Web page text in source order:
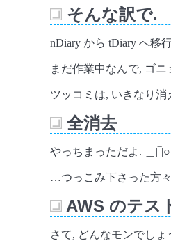
そんな訳で.
nDiary から tDiary へ移
まだ作業中なんで, ゴ
ツッコミは, いきなり
全消去
やっちまっただよ. ＿|‾|○
…つっこみ下さった方
AWS のテス
さて, どんなモンでしょ